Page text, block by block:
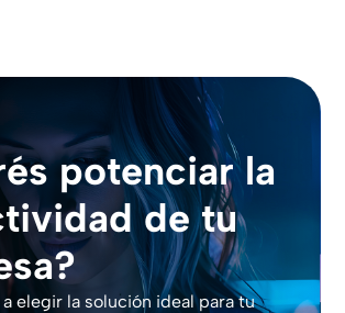
potenciar la
de tu
a elegir la solución ideal para tu